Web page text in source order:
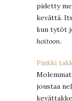
pidetty
kevättä.
kun tytöt
hoitoon.
Pinkki
joustaa